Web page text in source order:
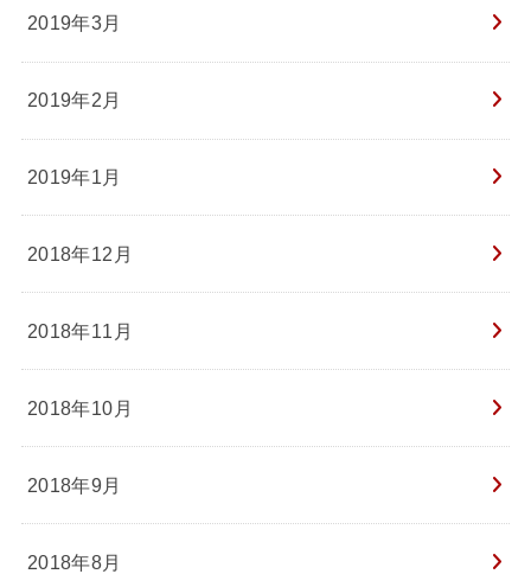
2019年3月
2019年2月
2019年1月
2018年12月
2018年11月
2018年10月
2018年9月
2018年8月